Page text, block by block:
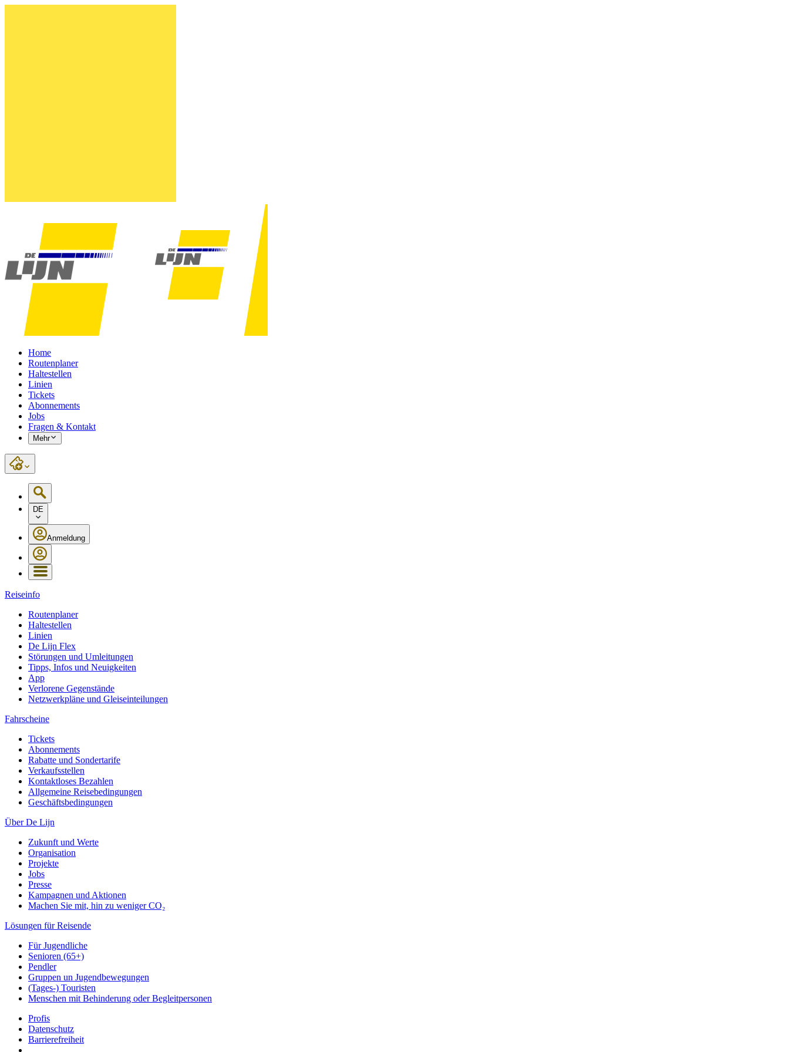
Home
Routenplaner
Haltestellen
Linien
Tickets
Abonnements
Jobs
Fragen & Kontakt
Mehr
DE
Anmeldung
Reiseinfo
Routenplaner
Haltestellen
Linien
De Lijn Flex
Störungen und Umleitungen
Tipps, Infos und Neuigkeiten
App
Verlorene Gegenstände
Netzwerkpläne und Gleiseinteilungen
Fahrscheine
Tickets
Abonnements
Rabatte und Sondertarife
Verkaufsstellen
Kontaktloses Bezahlen
Allgemeine Reisebedingungen
Geschäftsbedingungen
Über De Lijn
Zukunft und Werte
Organisation
Projekte
Jobs
Presse
Kampagnen und Aktionen
Machen Sie mit, hin zu weniger CO₂
Lösungen für Reisende
Für Jugendliche
Senioren (65+)
Pendler
Gruppen un Jugendbewegungen
(Tages-) Touristen
Menschen mit Behinderung oder Begleitpersonen
Profis
Datenschutz
Barrierefreiheit